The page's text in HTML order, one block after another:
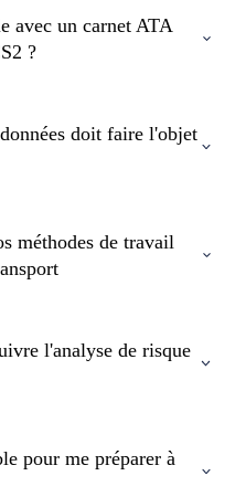
avec un carnet ATA
?
doit faire l'objet
méthodes de travail
l'analyse de risque
pour me préparer à